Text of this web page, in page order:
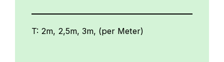
T: 2m, 2,5m, 3m, (per Meter)